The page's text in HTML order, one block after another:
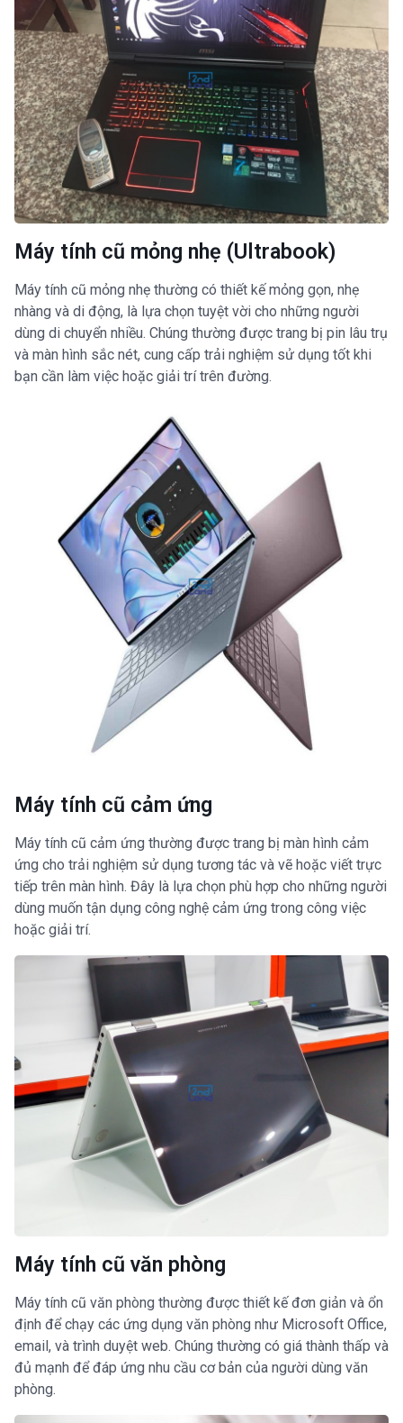
Máy tính cũ mỏng nhẹ (Ultrabook)
Máy tính cũ mỏng nhẹ thường có thiết kế mỏng gọn, nhẹ
nhàng và di động, là lựa chọn tuyệt vời cho những người
dùng di chuyển nhiều. Chúng thường được trang bị pin lâu trụ
và màn hình sắc nét, cung cấp trải nghiệm sử dụng tốt khi
bạn cần làm việc hoặc giải trí trên đường.
Máy tính cũ cảm ứng
Máy tính cũ cảm ứng thường được trang bị màn hình cảm
ứng cho trải nghiệm sử dụng tương tác và vẽ hoặc viết trực
tiếp trên màn hình. Đây là lựa chọn phù hợp cho những người
dùng muốn tận dụng công nghệ cảm ứng trong công việc
hoặc giải trí.
Máy tính cũ văn phòng
Máy tính cũ văn phòng thường được thiết kế đơn giản và ổn
định để chạy các ứng dụng văn phòng như Microsoft Office,
email, và trình duyệt web. Chúng thường có giá thành thấp và
đủ mạnh để đáp ứng nhu cầu cơ bản của người dùng văn
phòng.